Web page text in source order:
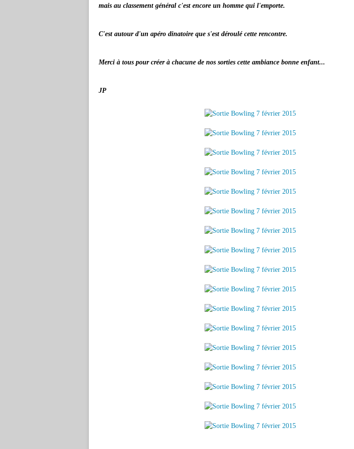
mais au classement général c'est encore un homme qui l'emporte.
C'est autour d'un apéro dinatoire que s'est déroulé cette rencontre.
Merci à tous pour créer à chacune de nos sorties cette ambiance bonne enfant...
JP